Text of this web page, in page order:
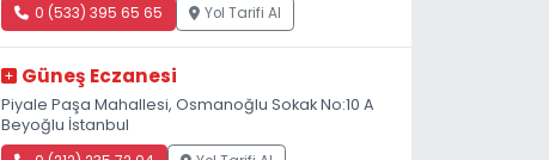
0 (533) 395 65 65 Yol Tarifi Al
Güneş Eczanesi
Piyale Paşa Mahallesi, Osmanoğlu Sokak No:10 A
Beyoğlu İstanbul